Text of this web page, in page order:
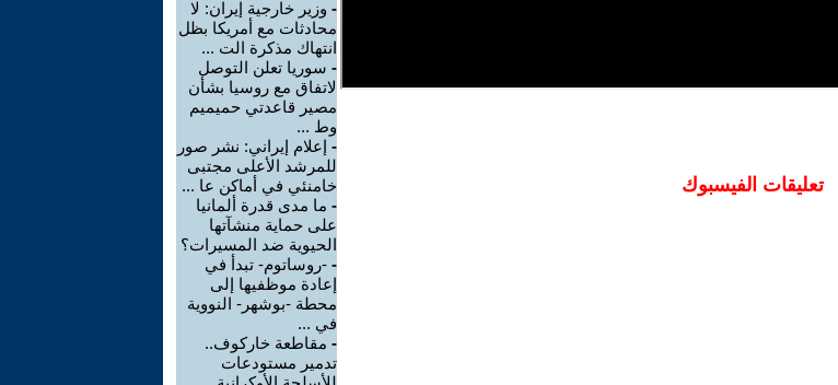
تعليقات الفيسبوك
- وزير خارجية إيران: لا
محادثات مع أمريكا بظل
انتهاك مذكرة الت ...
- سوريا تعلن التوصل
لاتفاق مع روسيا بشأن
مصير قاعدتي حميميم
وط ...
- إعلام إيراني: نشر صور
للمرشد الأعلى مجتبى
خامنئي في أماكن عا ...
- ما مدى قدرة ألمانيا
على حماية منشآتها
الحيوية ضد المسيرات؟
- -روساتوم- تبدأ في
إعادة موظفيها إلى
محطة -بوشهر- النووية
في ...
- مقاطعة خاركوف..
تدمير مستودعات